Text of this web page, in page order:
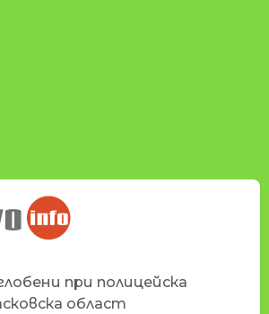
НА
при полицейска
област